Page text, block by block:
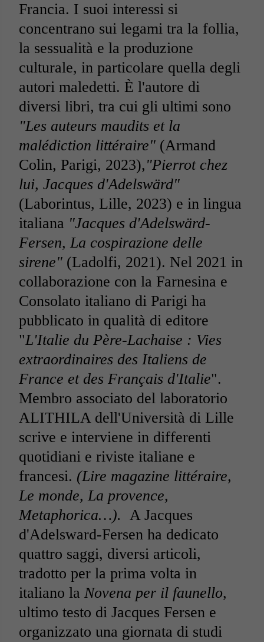
Francia. I suoi interessi si
concentrano sui legami tra la follia,
la sessualità e la produzione
culturale, in particolare quella degli
autori maledetti. È l'autore di
diversi libri, tra cui gli ultimi sono
"Les auteurs maudits et la
malédiction littéraire" (Armand
Colin, Parigi, 2023),"Pierrot chez
lui, Jacques d'Adelswärd"
(Laborintus, Lille, 2023) e in lingua
italiana "Jacques d'Adelswärd-
Fersen, La cospirazione delle
sirene" (Ladolfi, 2021). Nel 2021 in
collaborazione con la Farnesina e
Consolato italiano di Parigi ha
pubblicato in qualità di editore
"L'Italie du Père-Lachaise : Vies
extraordinaires des Italiens de
France et des Français d'Italie".
Membro associato del laboratorio
ALITHILA dell'Università di Lille
scrive e interviene in differenti
quotidiani e riviste italiane e
francesi. (Lire magazine littéraire,
Le monde, La provence,
Metaphorica…). A Jacques
d'Adelsward-Fersen ha dedicato
quattro saggi, diversi articoli,
tradotto per la prima volta in
italiano la Novena per il faunello,
ultimo testo di Jacques Fersen e
organizzato una giornata di studi